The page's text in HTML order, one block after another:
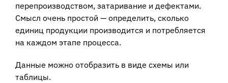
перепроизводством, затаривание и дефектами.
Смысл очень простой — определить, сколько
единиц продукции производится и потребляется
на каждом этапе процесса.
Данные можно отобразить в виде схемы или
таблицы.